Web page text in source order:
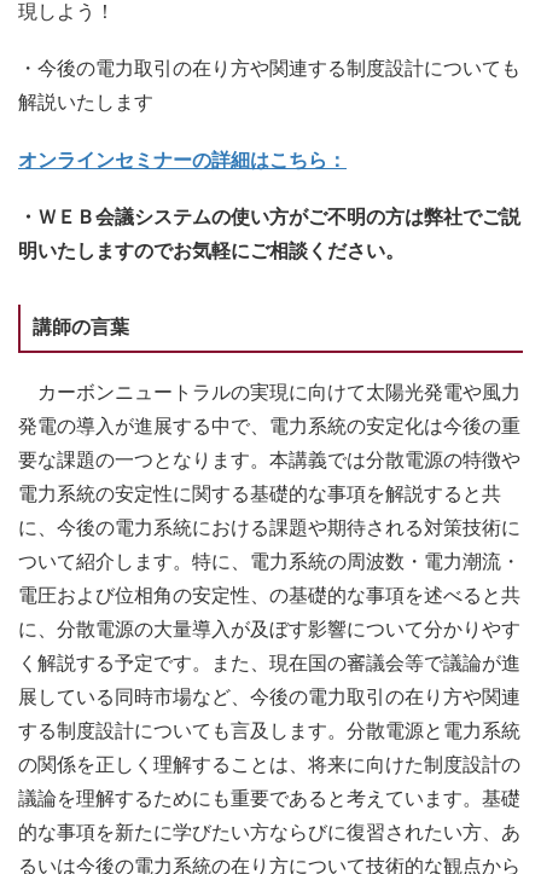
現しよう！
・今後の電力取引の在り方や関連する制度設計についても
解説いたします
オンラインセミナーの詳細はこちら：
・ＷＥＢ会議システムの使い方がご不明の方は弊社でご説
明いたしますのでお気軽にご相談ください。
講師の言葉
カーボンニュートラルの実現に向けて太陽光発電や風力
発電の導入が進展する中で、電力系統の安定化は今後の重
要な課題の一つとなります。本講義では分散電源の特徴や
電力系統の安定性に関する基礎的な事項を解説すると共
に、今後の電力系統における課題や期待される対策技術に
ついて紹介します。特に、電力系統の周波数・電力潮流・
電圧および位相角の安定性、の基礎的な事項を述べると共
に、分散電源の大量導入が及ぼす影響について分かりやす
く解説する予定です。また、現在国の審議会等で議論が進
展している同時市場など、今後の電力取引の在り方や関連
する制度設計についても言及します。分散電源と電力系統
の関係を正しく理解することは、将来に向けた制度設計の
議論を理解するためにも重要であると考えています。基礎
的な事項を新たに学びたい方ならびに復習されたい方、あ
るいは今後の電力系統の在り方について技術的な観点から